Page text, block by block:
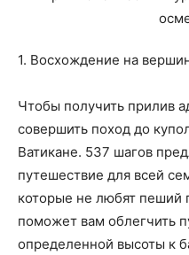
1. Восхождение на
Чтобы получить прилив
совершить поход до
Ватикане. 537 шагов
путешествие для всей
которые не любят пеший
поможет вам облегчить
определенной высоты к